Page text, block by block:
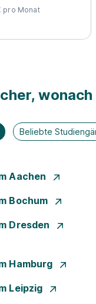
pro Monat
Beliebte
Aachen
Bochum
Dresden
Hamburg
Leipzig